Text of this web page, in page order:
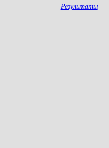
Результаты